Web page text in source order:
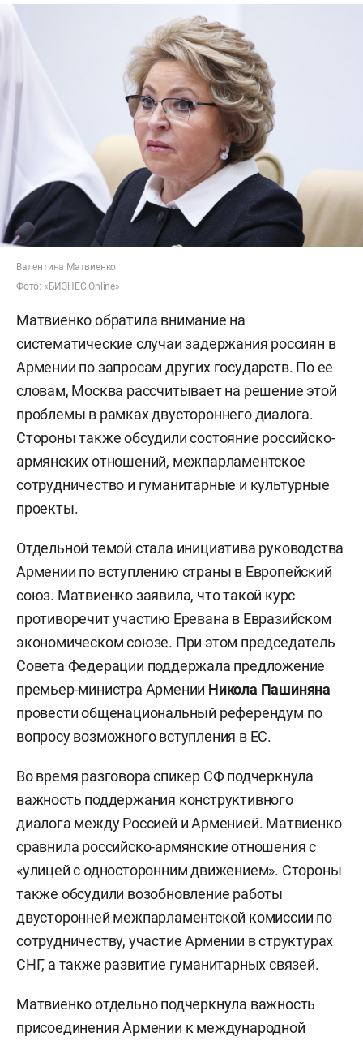
Валентина Матвиенко
Фото: «БИЗНЕС Online»
Матвиенко обратила внимание на
систематические случаи задержания россиян в
Армении по запросам других государств. По ее
словам, Москва рассчитывает на решение этой
проблемы в рамках двустороннего диалога.
Стороны также обсудили состояние российско-
армянских отношений, межпарламентское
сотрудничество и гуманитарные и культурные
проекты.
Отдельной темой стала инициатива руководства
Армении по вступлению страны в Европейский
союз. Матвиенко заявила, что такой курс
противоречит участию Еревана в Евразийском
экономическом союзе. При этом председатель
Совета Федерации поддержала предложение
премьер-министра Армении Никола Пашиняна
провести общенациональный референдум по
вопросу возможного вступления в ЕС.
Во время разговора спикер СФ подчеркнула
важность поддержания конструктивного
диалога между Россией и Арменией. Матвиенко
сравнила российско-армянские отношения с
«улицей с односторонним движением». Стороны
также обсудили возобновление работы
двусторонней межпарламентской комиссии по
сотрудничеству, участие Армении в структурах
СНГ, а также развитие гуманитарных связей.
Матвиенко отдельно подчеркнула важность
присоединения Армении к международной